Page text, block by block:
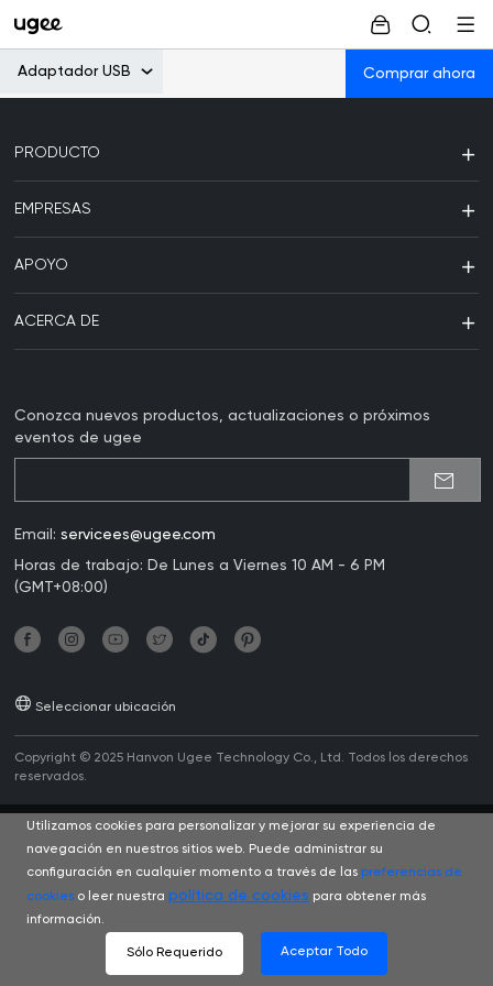
Adaptador USB Comprar ahora
PRODUCTO
EMPRESAS
APOYO
ACERCA DE
Conozca nuevos productos, actualizaciones o próximos
eventos de ugee
Email:servicees@ugee.com
Horas de trabajo: De Lunes a Viernes 10 AM - 6 PM
(GMT+08:00)
Seleccionar ubicación
Copyright © 2025 Hanvon Ugee Technology Co., Ltd. Todos los derechos
reservados.
Utilizamos cookies para personalizar y mejorar su experiencia de
navegación en nuestros sitios web. Puede administrar su
configuración en cualquier momento a través de las preferencias de
cookies o leer nuestra política de cookies para obtener más
información.
Sólo Requerido Aceptar Todo